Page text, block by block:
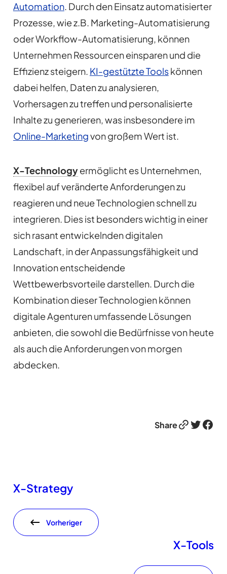
Automation. Durch den Einsatz automatisierter
Prozesse, wie z.B. Marketing-Automatisierung
oder Workflow-Automatisierung, können
Unternehmen Ressourcen einsparen und die
Effizienz steigern. KI-gestützte Toolskönnen
dabei helfen, Daten zu analysieren,
Vorhersagen zu treffen und personalisierte
Inhalte zu generieren, was insbesondere im
Online-Marketingvon großem Wert ist.
X-Technologyermöglicht es Unternehmen,
flexibel auf veränderte Anforderungen zu
reagieren und neue Technologien schnell zu
integrieren. Dies ist besonders wichtig in einer
sich rasant entwickelnden digitalen
Landschaft, in der Anpassungsfähigkeit und
Innovation entscheidende
Wettbewerbsvorteile darstellen. Durch die
Kombination dieser Technologien können
digitale Agenturen umfassende Lösungen
anbieten, die sowohl die Bedürfnisse von heute
als auch die Anforderungen von morgen
abdecken.
ShareLink Twitter Facebook
X-Strategy
Vorheriger
X-Tools